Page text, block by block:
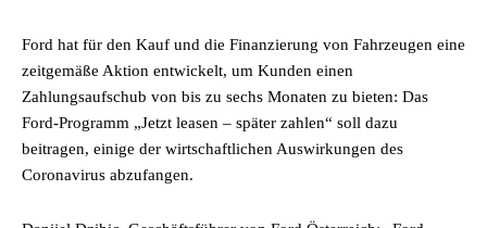
Ford hat für den Kauf und die Finanzierung von Fahrzeugen eine
zeitgemäße Aktion entwickelt, um Kunden einen
Zahlungsaufschub von bis zu sechs Monaten zu bieten: Das
Ford-Programm „Jetzt leasen – später zahlen“ soll dazu
beitragen, einige der wirtschaftlichen Auswirkungen des
Coronavirus abzufangen.